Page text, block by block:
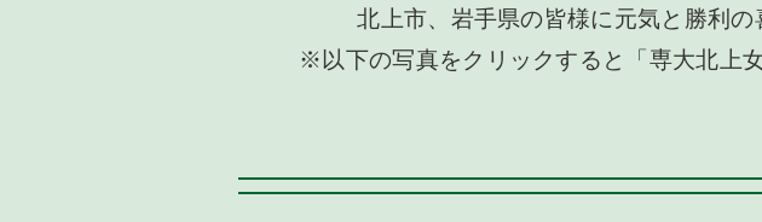
北上市、岩手県の皆様に元気と勝利
※以下の写真をクリックすると「専大北上